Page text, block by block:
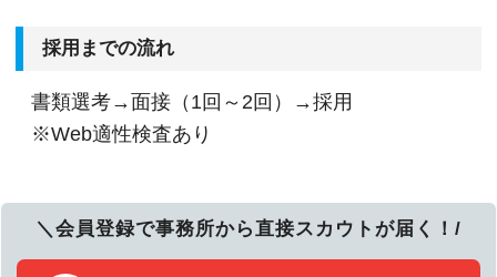
採用までの流れ
書類選考→面接（1回～2回）→採用
※Web適性検査あり
＼会員登録で事務所から直接スカウトが届く！/